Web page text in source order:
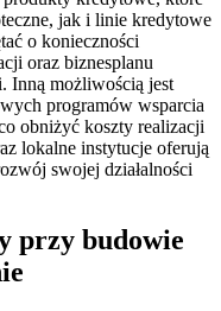
jak i linie kredytowe
o konieczności
oraz biznesplanu
Inną możliwością jest
programów wsparcia
obniżyć koszty realizacji
lokalne instytucje oferują
swojej działalności
przy budowie